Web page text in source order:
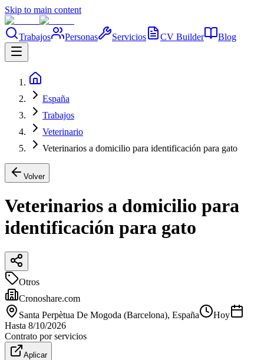
Skip to main content
Trabajos Personas Servicios CV Builder Blog
España
Trabajos
Veterinario
Veterinarios a domicilio para identificación para gato
Volver
Veterinarios a domicilio para
identificación para gato
Otros
Cronoshare.com
Santa Perpètua De Mogoda (Barcelona), España
Hoy
Hasta 8/10/2026
Contrato por servicios
Aplicar